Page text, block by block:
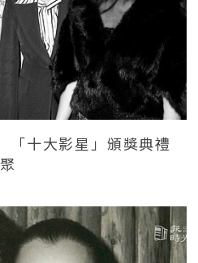
「十大影星」頒獎典禮